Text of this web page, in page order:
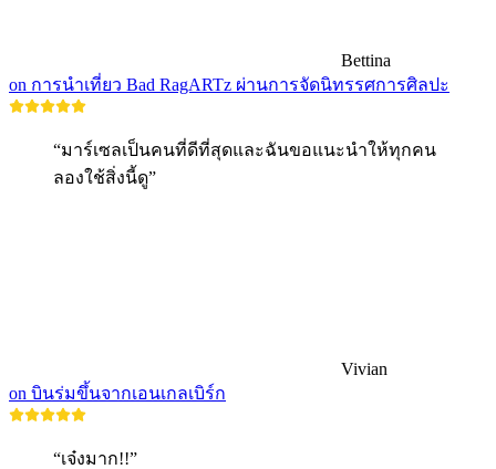
Bettina
on การนำเที่ยว Bad RagARTz ผ่านการจัดนิทรรศการศิลปะ
“มาร์เซลเป็นคนที่ดีที่สุดและฉันขอแนะนำให้ทุกคน
ลองใช้สิ่งนี้ดู”
Vivian
on บินร่มขึ้นจากเอนเกลเบิร์ก
“เจ๋งมาก!!”